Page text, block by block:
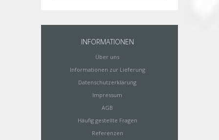
INFORMATIONEN
Über uns
Informationen zur Lieferung
Datenschutzerklärung
Impressum
AGB
Häufig gestellte Fragen
Referenzen